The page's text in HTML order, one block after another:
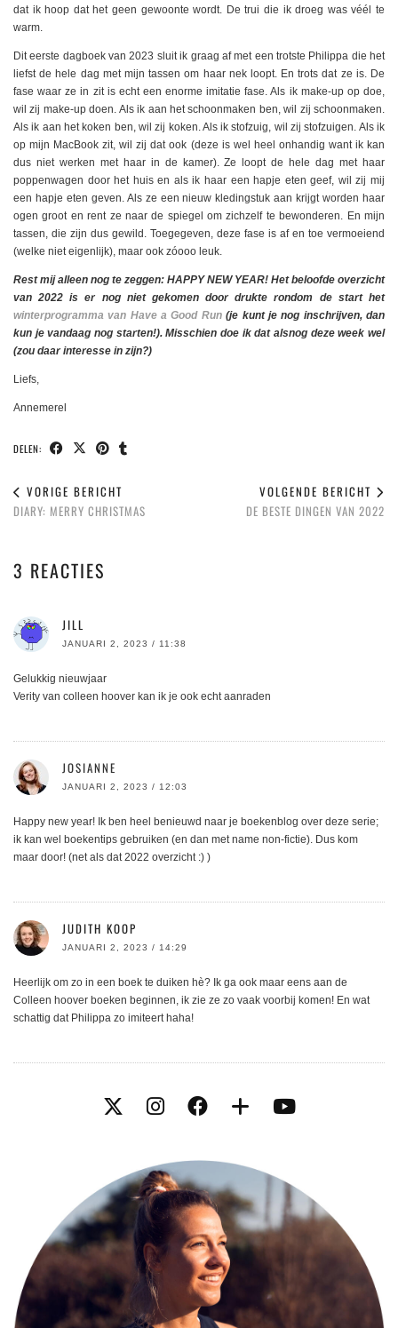
dat ik hoop dat het geen gewoonte wordt. De trui die ik droeg was véél te
warm.
Dit eerste dagboek van 2023 sluit ik graag af met een trotste Philippa die het
liefst de hele dag met mijn tassen om haar nek loopt. En trots dat ze is. De
fase waar ze in zit is echt een enorme imitatie fase. Als ik make-up op doe,
wil zij make-up doen. Als ik aan het schoonmaken ben, wil zij schoonmaken.
Als ik aan het koken ben, wil zij koken. Als ik stofzuig, wil zij stofzuigen. Als ik
op mijn MacBook zit, wil zij dat ook (deze is wel heel onhandig want ik kan
dus niet werken met haar in de kamer). Ze loopt de hele dag met haar
poppenwagen door het huis en als ik haar een hapje eten geef, wil zij mij
een hapje eten geven. Als ze een nieuw kledingstuk aan krijgt worden haar
ogen groot en rent ze naar de spiegel om zichzelf te bewonderen. En mijn
tassen, die zijn dus gewild. Toegegeven, deze fase is af en toe vermoeiend
(welke niet eigenlijk), maar ook zóooo leuk.
Rest mij alleen nog te zeggen: HAPPY NEW YEAR! Het beloofde overzicht
van 2022 is er nog niet gekomen door drukte rondom de start het
winterprogramma van Have a Good Run(je kunt je nog inschrijven, dan
kun je vandaag nog starten!). Misschien doe ik dat alsnog deze week wel
(zou daar interesse in zijn?)
Liefs,
Annemerel
DELEN:
VORIGE BERICHT
DIARY: MERRY CHRISTMAS
VOLGENDE BERICHT
DE BESTE DINGEN VAN 2022
3 REACTIES
JILL
JANUARI 2, 2023 / 11:38
Gelukkig nieuwjaar
Verity van colleen hoover kan ik je ook echt aanraden
JOSIANNE
JANUARI 2, 2023 / 12:03
Happy new year! Ik ben heel benieuwd naar je boekenblog over deze serie;
ik kan wel boekentips gebruiken (en dan met name non-fictie). Dus kom
maar door! (net als dat 2022 overzicht :) )
JUDITH KOOP
JANUARI 2, 2023 / 14:29
Heerlijk om zo in een boek te duiken hè? Ik ga ook maar eens aan de
Colleen hoover boeken beginnen, ik zie ze zo vaak voorbij komen! En wat
schattig dat Philippa zo imiteert haha!